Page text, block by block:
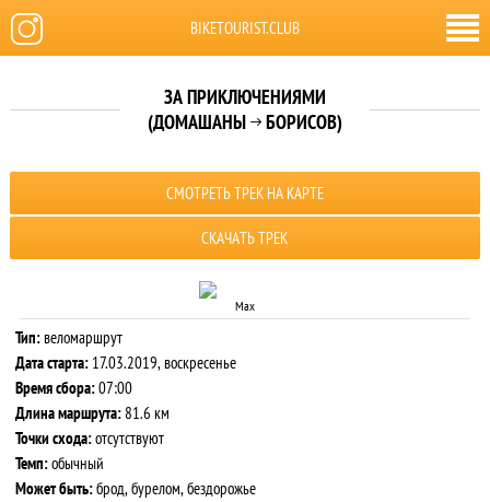
BIKETOURIST.CLUB
ЗА ПРИКЛЮЧЕНИЯМИ
(ДОМАШАНЫ БОРИСОВ)
СМОТРЕТЬ ТРЕК НА КАРТЕ
СКАЧАТЬ ТРЕК
Max
Тип:веломаршрут
Дата старта:17.03.2019, воскресенье
Время сбора:07:00
Длина маршрута:81.6 км
Точки схода:отсутствуют
Темп:обычный
Может быть:брод, бурелом, бездорожье